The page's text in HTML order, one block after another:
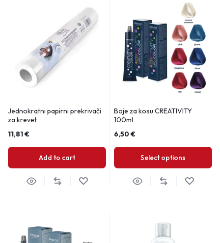
Jednokratni papirni prekrivači
za krevet
11,81€
Add to cart
Boje za kosu CREATIVITY
100ml
6,50€
Select options